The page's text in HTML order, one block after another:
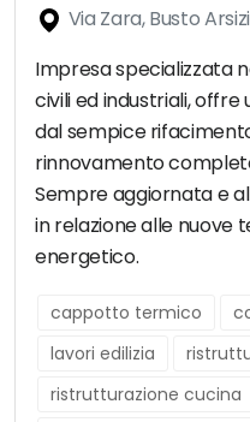
Via Zara, Busto
Impresa specializzata
civili ed industriali,
dal sempice
rinnovamento
Sempre aggiornata e
in relazione alle nuove
energetico.
cappotto termico
lavori edilizia
ristrutturazione cucina